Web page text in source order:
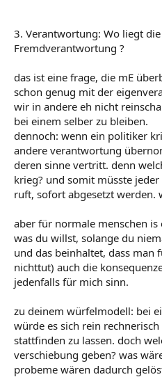
3. Verantwortung: Wo liegt
Fremdverantwortung ?
das ist eine frage, die mE
schon genug mit der
wir in andere eh nicht
bei einem selber zu bleiben.
dennoch: wenn ein politiker
andere verantwortung
deren sinne vertritt. denn
krieg? und somit müsste
ruft, sofort abgesetzt werden.
aber für normale menschen
was du willst, solange du
und das beinhaltet, dass man
nichttut) auch die
jedenfalls für mich sinn.
zu deinem würfelmodell: bei
würde es sich rein
stattfinden zu lassen. doch
verschiebung geben? was
probeme wären dadurch